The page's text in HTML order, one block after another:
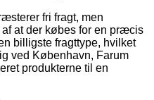
fri fragt, men
at der købes for en præcis
billigste fragttype, hvilket
ved København, Farum
produkterne til en